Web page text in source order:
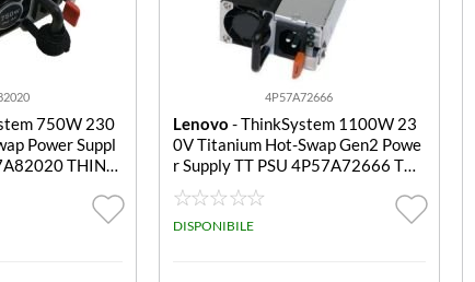
750W 230
Power Suppl
THINK
TITANIUM
SUPPLY
4P57A72666
Lenovo - ThinkSystem 1100W 23
0V Titanium Hot-Swap Gen2 Powe
r Supply TT PSU 4P57A72666 THI
NKSYSTEM 1100W 230V TITANI
UM HOT-SWAP GEN2 POWER SU
PPLY
DISPONIBILE